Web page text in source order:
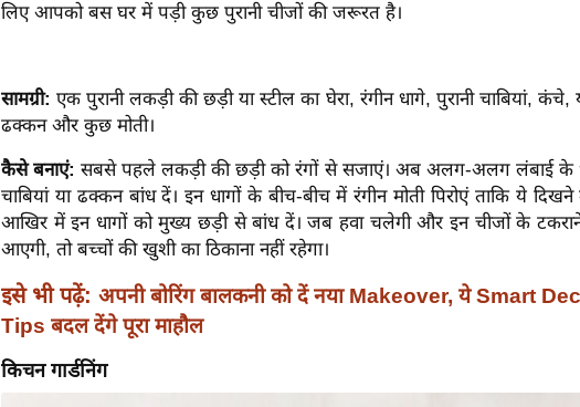
लिए आपको बस घर में पड़ी कुछ पुरानी चीजों की जरूरत है।
सामग्री:एक पुरानी लकड़ी की छड़ी या स्टील का घेरा, रंगीन धागे, पुरानी चाबियां, कंचे,
ढक्कन और कुछ मोती।
कैसे बनाएं:सबसे पहले लकड़ी की छड़ी को रंगों से सजाएं। अब अलग-अलग लंबाई के
चाबियां या ढक्कन बांध दें। इन धागों के बीच-बीच में रंगीन मोती पिरोएं ताकि ये
आखिर में इन धागों को मुख्य छड़ी से बांध दें। जब हवा चलेगी और इन चीजों के
आएगी, तो बच्चों की खुशी का ठिकाना नहीं रहेगा।
इसे भी पढ़ें: अपनी बोरिंग बालकनी को दें नया Makeover, ये Smart
Tips बदल देंगे पूरा माहौल
किचन गार्डनिंग